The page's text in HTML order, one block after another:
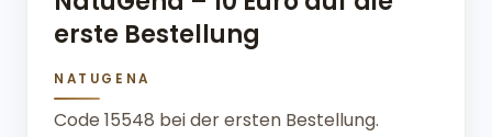
erste Bestellung
NATUGENA
Code 15548 bei der ersten Bestellung.